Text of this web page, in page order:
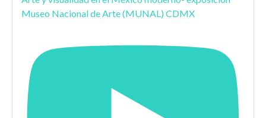
Museo Nacional de Arte (MUNAL) CDMX